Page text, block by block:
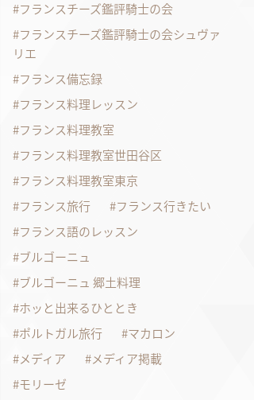
フランスチーズ鑑評騎士の会
フランスチーズ鑑評騎士の会シュヴァ
リエ
フランス備忘録
フランス料理レッスン
フランス料理教室
フランス料理教室世田谷区
フランス料理教室東京
フランス旅行
フランス行きたい
フランス語のレッスン
ブルゴーニュ
ブルゴーニュ 郷土料理
ホッと出来るひととき
ポルトガル旅行
マカロン
メディア
メディア掲載
モリーゼ